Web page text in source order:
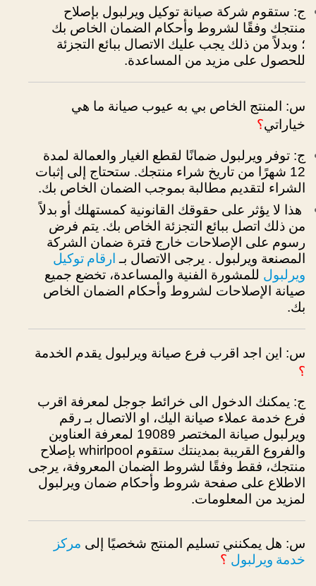
ج: ستقوم شركة صيانة توكيل ويرلبول بإصلاح
منتجك وفقًا لشروط وأحكام الضمان الخاص بك
؛ وبدلاً من ذلك يجب عليك الاتصال ببائع التجزئة
للحصول على مزيد من المساعدة.
س: المنتج الخاص بي به عيوب صيانة ما هي
خياراتي؟
ج: توفر ويرلبول ضمانًا لقطع الغيار والعمالة لمدة
12 شهرًا من تاريخ شراء منتجك.
ستحتاج إلى إثبات
الشراء لتقديم مطالبة بموجب الضمان الخاص بك.
هذا لا يؤثر على حقوقك القانونية كمستهلك أو بدلاً
من ذلك اتصل ببائع التجزئة الخاص بك. يتم فرض
رسوم على الإصلاحات خارج فترة ضمان الشركة
المصنعة ويرلبول . يرجى الاتصال بـ ارقام توكيل
ويرلبول للمشورة الفنية والمساعدة، تخضع جميع
صيانة الإصلاحات لشروط وأحكام الضمان الخاص
بك.
س: اين اجد اقرب فرع صيانة ويرلبول يقدم الخدمة
؟
ج: يمكنك الدخول الى خرائط جوجل لمعرفة اقرب
فرع خدمة عملاء صيانة اليك، او الاتصال بـ رقم
ويرلبول صيانة المختصر 19089 لمعرفة العناوين
والفروع القريبة بمدينتك ستقوم whirlpool بإصلاح
منتجك، فقط وفقًا لشروط الضمان المعروفة، يرجى
الاطلاع على صفحة شروط وأحكام ضمان ويرلبول
لمزيد من المعلومات.
س: هل يمكنني تسليم المنتج شخصيًا إلى مركز
خدمة ويرلبول ؟